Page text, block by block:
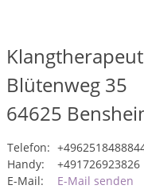
Blütenweg 35
64625
Telefon:
Handy:
+491726923826
E-Mail:
E-Mail senden